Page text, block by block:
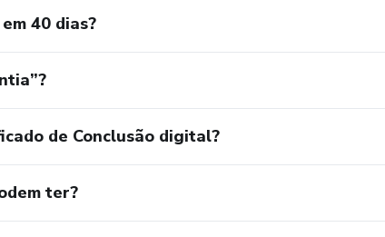
40 dias?
de Conclusão digital?
ter?